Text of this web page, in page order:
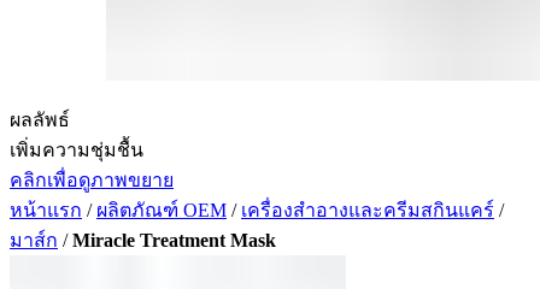
ผลลัพธ์
เพิ่มความชุ่มชื้น
คลิกเพื่อดูภาพขยาย
หน้าแรก / ผลิตภัณฑ์ OEM / เครื่องสำอางและครีมสกินแคร์ /
มาส์ก /Miracle Treatment Mask